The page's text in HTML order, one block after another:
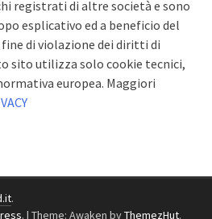
registrati di altre società e sono
esplicativo ed a beneficio del
fine di violazione dei diritti di
sito utilizza solo cookie tecnici,
europea. Maggiori
.
. | Theme: Awaken byThemezHut.